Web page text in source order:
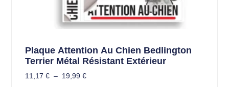
Plaque Attention Au Chien Bedlington
Terrier Métal Résistant Extérieur
11,17 € – 19,99 €